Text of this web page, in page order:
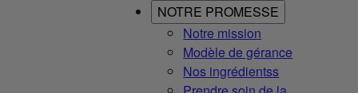
NOTRE PROMESSE
Notre mission
Modèle de gérance
Nos ingrédientss